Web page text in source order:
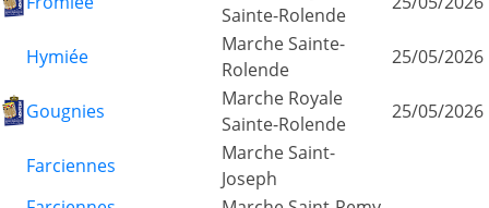
Sainte-Rolende
Hymiée
Marche Sainte-
Rolende
25/05/2026
Gougnies
Marche Royale
Sainte-Rolende
25/05/2026
Farciennes
Marche Saint-
Joseph